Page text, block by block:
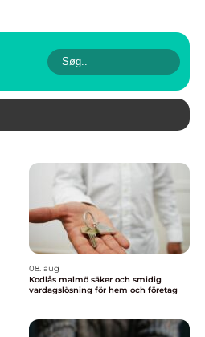
08. aug
Kodlås malmö säker och smidig
vardagslösning för hem och företag